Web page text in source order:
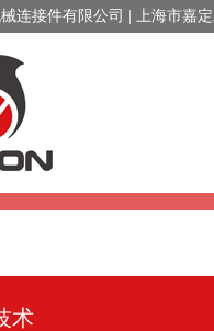
连接件有限公司 | 上海市嘉
摆式压
术